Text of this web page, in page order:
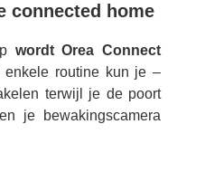
connected home
wordt Orea Connect
enkele routine kun je –
terwijl je de poort
je bewakingscamera